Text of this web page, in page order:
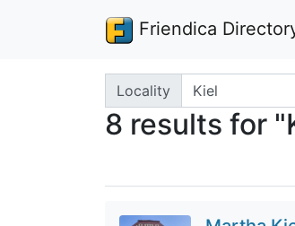
Friendica
Search terms
Locality
8 results for